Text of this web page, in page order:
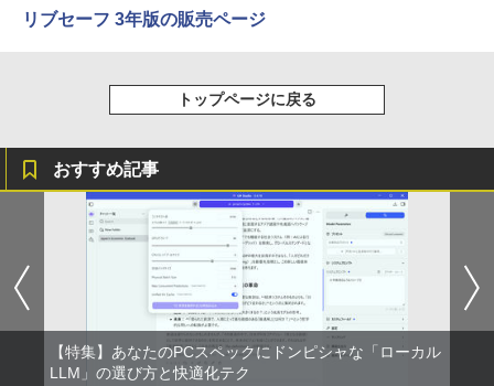
￥832
ONE PIECE モノクロ版 115 (ジャンプコミッ
クスDIGITAL)
￥594
HUNTER×HUNTER モノクロ版 39 (ジャンプ
コミックスDIGITAL)
￥572
スーパーの裏でヤニ吸うふたり 9巻 (デジタル
リブセーフ 3年版の販売ページ
トップページに戻る
おすすめ記事
【特集】あなたのPCスペックにドンピシャな「ローカル
LLM」の選び方と快適化テク